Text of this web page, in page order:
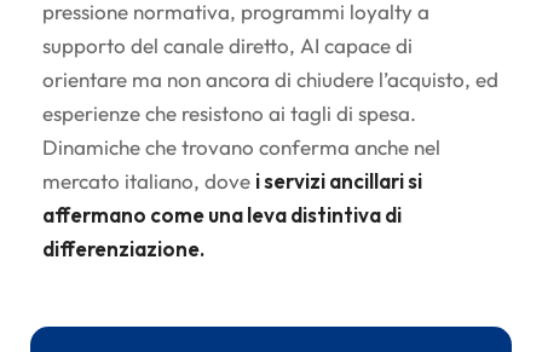
pressione normativa, programmi loyalty a
supporto del canale diretto, AI capace di
orientare ma non ancora di chiudere l’acquisto, ed
esperienze che resistono ai tagli di spesa.
Dinamiche che trovano conferma anche nel
mercato italiano, dove i servizi ancillari si
affermano come una leva distintiva di
differenziazione.